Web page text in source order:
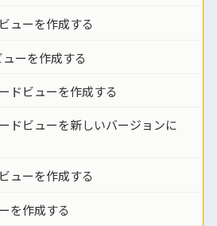
ューを作成する
ーを作成する
ドビューを作成する
ドビューを新しいバージョンに
ューを作成する
を作成する